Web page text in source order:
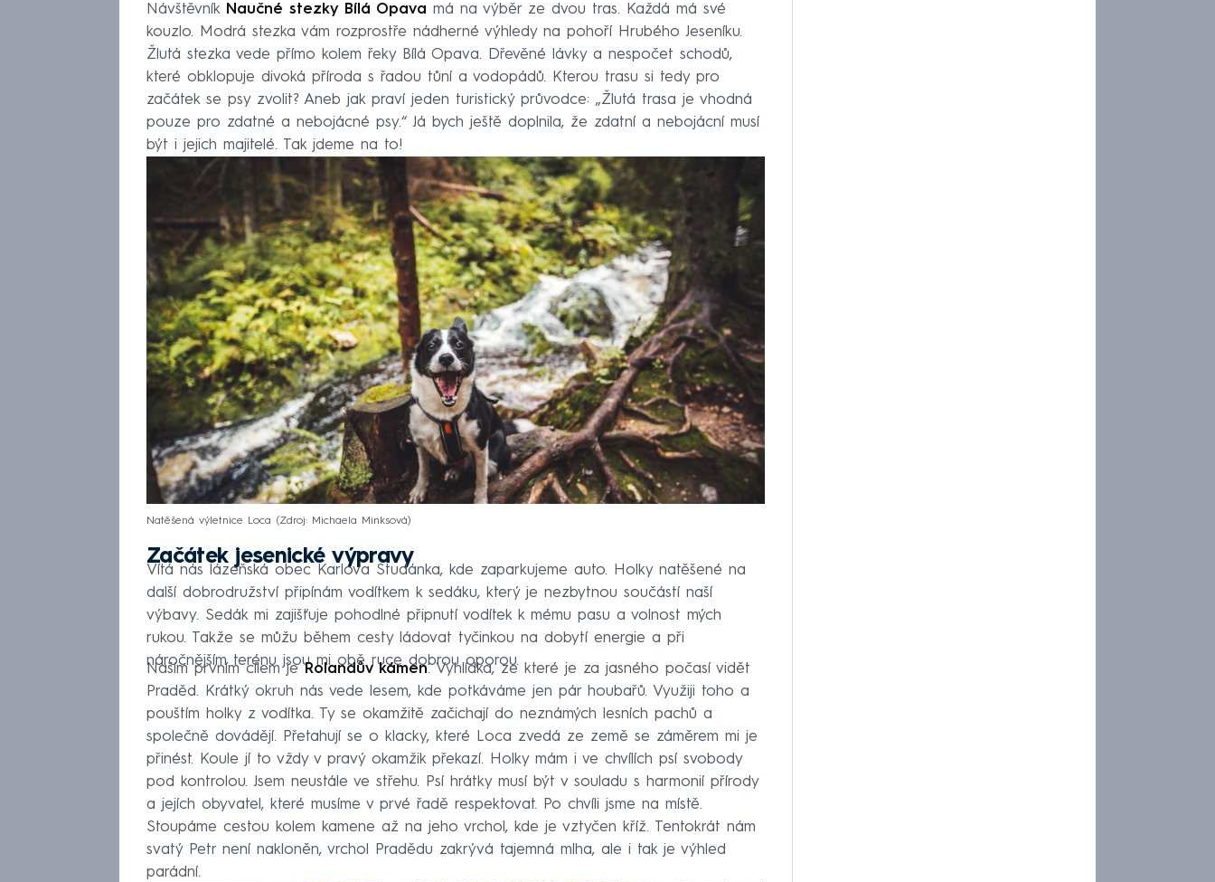
Návštěvník Naučné stezky Bílá Opava má na výběr ze dvou tras. Každá má své
kouzlo. Modrá stezka vám rozprostře nádherné výhledy na pohoří Hrubého Jeseníku.
Žlutá stezka vede přímo kolem řeky Bílá Opava. Dřevěné lávky a nespočet schodů,
které obklopuje divoká příroda s řadou tůní a vodopádů. Kterou trasu si tedy pro
začátek se psy zvolit? Aneb jak praví jeden turistický průvodce: „Žlutá trasa je vhodná
pouze pro zdatné a nebojácné psy.“ Já bych ještě doplnila, že zdatní a nebojácní musí
být i jejich majitelé. Tak jdeme na to!
Natěšená výletnice Loca Zdroj: Michaela Minksová
Začátek jesenické výpravy
Vítá nás lázeňská obec Karlova Studánka, kde zaparkujeme auto. Holky natěšené na
další dobrodružství připínám vodítkem k sedáku, který je nezbytnou součástí naší
výbavy. Sedák mi zajišťuje pohodlné připnutí vodítek k mému pasu a volnost mých
rukou. Takže se můžu během cesty ládovat tyčinkou na dobytí energie a při
náročnějším terénu jsou mi obě ruce dobrou oporou.
Naším prvním cílem jeRolandův kámen. Vyhlídka, ze které je za jasného počasí vidět
Praděd. Krátký okruh nás vede lesem, kde potkáváme jen pár houbařů. Využiji toho a
pouštím holky z vodítka. Ty se okamžitě začichají do neznámých lesních pachů a
společně dovádějí. Přetahují se o klacky, které Loca zvedá ze země se záměrem mi je
přinést. Koule jí to vždy v pravý okamžik překazí. Holky mám i ve chvílích psí svobody
pod kontrolou. Jsem neustále ve střehu. Psí hrátky musí být v souladu s harmonií přírody
a jejích obyvatel, které musíme v prvé řadě respektovat. Po chvíli jsme na místě.
Stoupáme cestou kolem kamene až na jeho vrchol, kde je vztyčen kříž. Tentokrát nám
svatý Petr není nakloněn, vrchol Pradědu zakrývá tajemná mlha, ale i tak je výhled
parádní.